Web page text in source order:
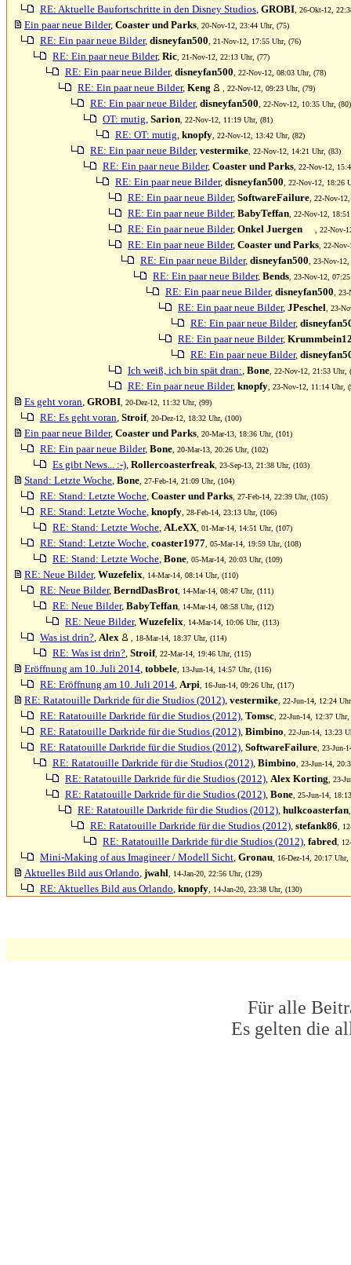
RE: Aktuelle Baufortschritte in den Disney Studios, GROBI , 26-Okt-12,
Ein paar neue Bilder, Coaster und Parks , 20-Nov-12, 23:44 Uhr, (75)
RE: Ein paar neue Bilder, disneyfan500 , 21-Nov-12, 17:55 Uhr, (76)
RE: Ein paar neue Bilder, Ric , 21-Nov-12, 22:13 Uhr, (77)
RE: Ein paar neue Bilder, disneyfan500 , 22-Nov-12, 08:03 Uhr, (78)
RE: Ein paar neue Bilder, Keng , 22-Nov-12, 09:23 Uhr, (79)
RE: Ein paar neue Bilder, disneyfan500 , 22-Nov-12, 10:35 Uhr, (80)
OT: mutig, Sarion , 22-Nov-12, 11:19 Uhr, (81)
RE: OT: mutig, knopfy , 22-Nov-12, 13:42 Uhr, (82)
RE: Ein paar neue Bilder, vestermike , 22-Nov-12, 14:21 Uhr, (83)
RE: Ein paar neue Bilder, Coaster und Parks , 22-Nov-12,
RE: Ein paar neue Bilder, disneyfan500 , 22-Nov-12, 18:26
RE: Ein paar neue Bilder, SoftwareFailure , 22-Nov-
RE: Ein paar neue Bilder, BabyTeffan , 22-Nov-12,
RE: Ein paar neue Bilder, Onkel Juergen , 22-Nov-
RE: Ein paar neue Bilder, Coaster und Parks , 22-
RE: Ein paar neue Bilder, disneyfan500 , 23-Nov-
RE: Ein paar neue Bilder, Bends , 23-Nov-12,
RE: Ein paar neue Bilder, disneyfan500 ,
RE: Ein paar neue Bilder, JPeschel , 23-
RE: Ein paar neue Bilder,
RE: Ein paar neue Bilder,
RE: Ein paar neue Bilder,
Ich weiß, ich bin spät dran:, Bone , 22-Nov-12, 21:53 Uhr,
RE: Ein paar neue Bilder, knopfy , 23-Nov-12, 11:14 Uhr,
Es geht voran, GROBI , 20-Dez-12, 11:32 Uhr, (99)
RE: Es geht voran, Stroif, 20-Dez-12, 18:32 Uhr, (100)
Ein paar neue Bilder, Coaster und Parks , 20-Mar-13, 18:36 Uhr, (101)
RE: Ein paar neue Bilder, Bone , 20-Mar-13, 20:26 Uhr, (102)
Es gibt News... :-), Rollercoasterfreak , 23-Sep-13, 21:38 Uhr, (103)
Stand: Letzte Woche, Bone , 27-Feb-14, 21:09 Uhr, (104)
RE: Stand: Letzte Woche, Coaster und Parks , 27-Feb-14, 22:39 Uhr, (105)
RE: Stand: Letzte Woche, knopfy , 28-Feb-14, 23:13 Uhr, (106)
RE: Stand: Letzte Woche, ALeXX , 01-Mar-14, 14:51 Uhr, (107)
RE: Stand: Letzte Woche, coaster1977 , 05-Mar-14, 19:59 Uhr, (108)
RE: Stand: Letzte Woche, Bone , 05-Mar-14, 20:03 Uhr, (109)
RE: Neue Bilder, Wuzefelix , 14-Mar-14, 08:14 Uhr, (110)
RE: Neue Bilder, BerndDasBrot , 14-Mar-14, 08:47 Uhr, (111)
RE: Neue Bilder, BabyTeffan , 14-Mar-14, 08:58 Uhr, (112)
RE: Neue Bilder, Wuzefelix , 14-Mar-14, 10:06 Uhr, (113)
Was ist drin?, Alex , 18-Mar-14, 18:37 Uhr, (114)
RE: Was ist drin?, Stroif, 22-Mar-14, 19:46 Uhr, (115)
Eröffnung am 10. Juli 2014, tobbele , 13-Jun-14, 14:57 Uhr, (116)
RE: Eröffnung am 10. Juli 2014, Arpi , 16-Jun-14, 09:26 Uhr, (117)
RE: Ratatouille Darkride für die Studios (2012), vestermike , 22-Jun-14, 12:24
RE: Ratatouille Darkride für die Studios (2012), Tomsc , 22-Jun-14, 12:37
RE: Ratatouille Darkride für die Studios (2012), Bimbino , 22-Jun-14, 13:23
RE: Ratatouille Darkride für die Studios (2012), SoftwareFailure , 23-Jun-
RE: Ratatouille Darkride für die Studios (2012), Bimbino , 23-Jun-14,
RE: Ratatouille Darkride für die Studios (2012), Alex Korting , 23-
RE: Ratatouille Darkride für die Studios (2012), Bone , 25-Jun-14,
RE: Ratatouille Darkride für die Studios (2012), hulkcoasterfan
RE: Ratatouille Darkride für die Studios (2012), stefank86 ,
RE: Ratatouille Darkride für die Studios (2012), fabred ,
Mini-Making of aus Imagineer / Modell Sicht, Gronau , 16-Dez-14, 20:17 Uhr,
Aktuelles Bild aus Orlando, jwahl , 14-Jan-20, 22:56 Uhr, (129)
RE: Aktuelles Bild aus Orlando, knopfy , 14-Jan-20, 23:38 Uhr, (130)
Für alle
Es gelten die